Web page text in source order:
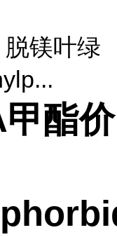
脱镁叶绿
酯价